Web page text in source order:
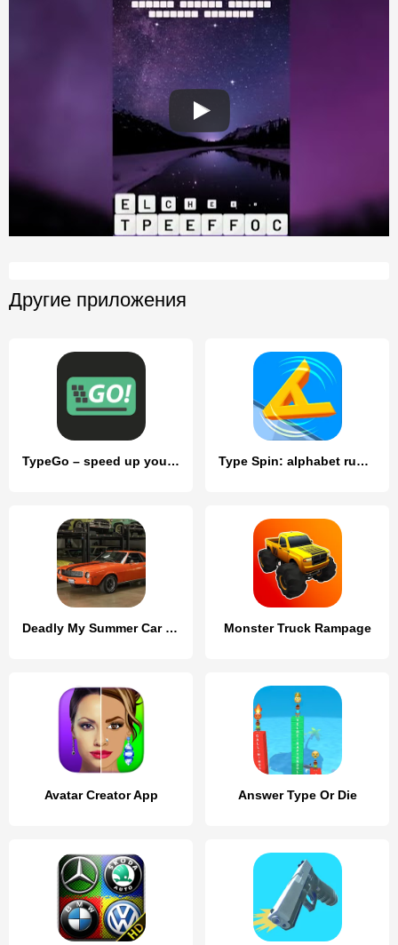
Другие приложения
TypeGo – speed up your typing! Type Spin: alphabet run game
Deadly My Summer Car Garage Monster Truck Rampage
Avatar Creator App Answer Type Or Die